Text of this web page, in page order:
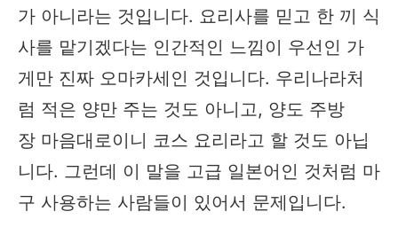
가 아니라는 것입니다. 요리사를 믿고 한 끼 식
사를 맡기겠다는 인간적인 느낌이 우선인 가
게만 진짜 오마카세인 것입니다. 우리나라처
럼 적은 양만 주는 것도 아니고, 양도 주방
장 마음대로이니 코스 요리라고 할 것도 아닙
니다. 그런데 이 말을 고급 일본어인 것처럼 마
구 사용하는 사람들이 있어서 문제입니다. ​